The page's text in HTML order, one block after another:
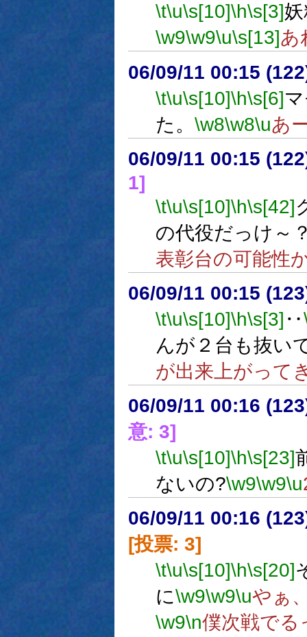
\t\u\s[10]\h\s[3]
\w9\w9\u\s[13]あ
06/09/11 00:15
\t\u\s[10]\h\s[6]
た。 \w8\w8\uあ
06/09/11 00:15
1]
\t\u\s[10]\h\s[42]
の代役だっけ～
表彰台の可能性
06/09/11 00:15
\t\u\s[10]\h\s[3] ‥
んが２台も抜い
が出来上がって
06/09/11 00:16
意: 3]
\t\u\s[10]\h\s[23]
ないの?\w9\w9\u
06/09/11 00:16
[投票: 3]
\t\u\s[10]\h\s[20]
に\w9\w9\uやぁ
\w9\n僕次戦でる